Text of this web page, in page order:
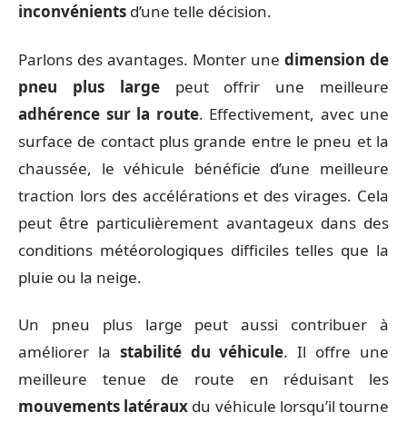
inconvénients d’une telle décision.
Parlons des avantages. Monter une dimension de
pneu plus largepeut offrir une meilleure
adhérence sur la route. Effectivement, avec une
surface de contact plus grande entre le pneu et la
chaussée, le véhicule bénéficie d’une meilleure
traction lors des accélérations et des virages. Cela
peut être particulièrement avantageux dans des
conditions météorologiques difficiles telles que la
pluie ou la neige.
Un pneu plus large peut aussi contribuer à
améliorer la stabilité du véhicule. Il offre une
meilleure tenue de route en réduisant les
mouvements latéraux du véhicule lorsqu’il tourne